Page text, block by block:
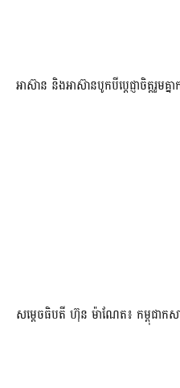
អាស៊ាន និងអាស៊ានបូកបីប្តេជ្ញាចិត្តរួមគ្
សម្ដេចធិបតី ហ៊ុន ម៉ាណែត៖ កម្ពុជាកស